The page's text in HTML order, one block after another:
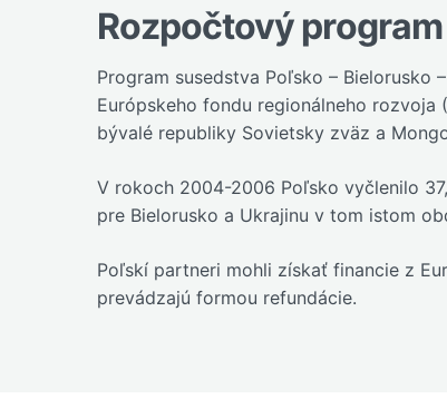
Rozpočtový program
Program susedstva Poľsko – Bielorusko
Európskeho fondu regionálneho rozvoja
bývalé republiky Sovietsky zväz a
V rokoch 2004-2006 Poľsko vyčlenilo
pre Bielorusko a Ukrajinu v tom istom
Poľskí partneri mohli získať financie z
prevádzajú formou refundácie.